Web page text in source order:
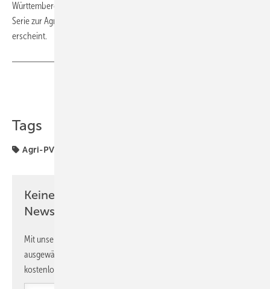
Württemberg ausgefallen sind, erfahren Sie im nächsten Teil unserer
Serie zur Agrivoltaics World Conference 2025 in Freiburg, der morgen
erscheint.
Tags
Agri-PV
Keine Zeit? Kein Problem mit dem PV
Newsletter!
Mit unserem Newsletter erhalten Sie regelmäßig von uns
ausgewählte Informationen und Neuigkeiten, gebündelt und
kostenlos direkt ins Postfach.